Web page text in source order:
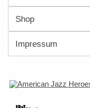
Shop
Impressum